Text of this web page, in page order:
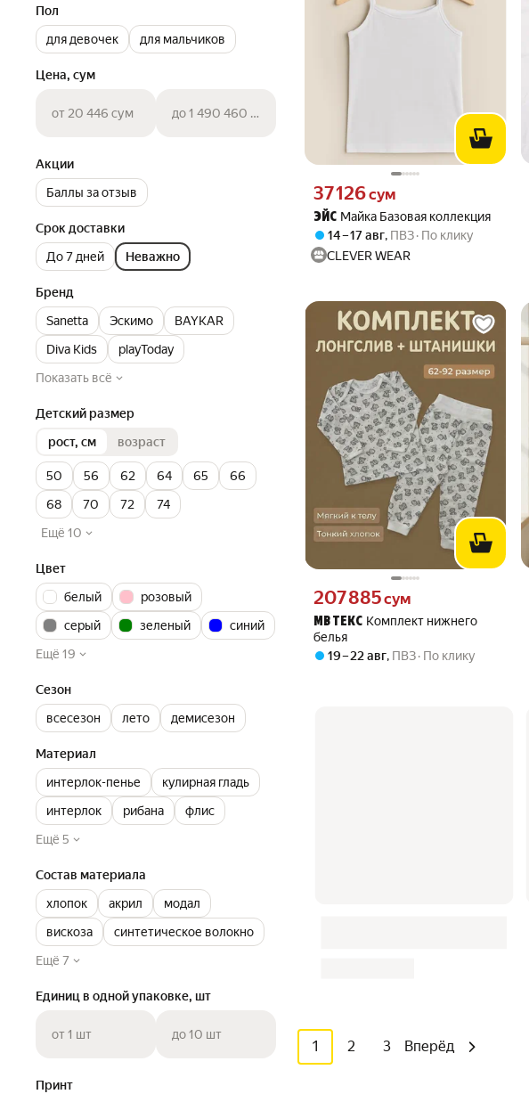
Пол
для девочек
для мальчиков
Цена, сум
от 20 446 сум до 1 490 460 сум
Акции
Баллы за отзыв
Срок доставки
До 7 дней
Неважно
Бренд
Sanetta
Эскимо
BAYKAR
Diva Kids
playToday
Показать всё
Детский размер
рост, см
возраст
50 56 62 64 65
66
68
70 72
74
Ещё 10
Цвет
белый
розовый
серый
зеленый
синий
Ещё 19
Сезон
всесезон
лето демисезон
Материал
интерлок-пенье
кулирная гладь
интерлок
рибана
флис
Ещё 5
Состав материала
хлопок
акрил
модал
вискоза
синтетическое волокно
Ещё 7
Единиц в одной упаковке, шт
от 1 шт до 10 шт
Принт
ЭЙС Майка Базовая коллекция
Цена 37126 сум вместо
37 126сум
14 – 17 авг, ПВЗ По клику
CLEVER WEAR
МВ ТЕКС Комплект нижнего
белья
Цена 207885 сум вместо
207 885сум
19 – 22 авг, ПВЗ По клику
1 2 3 Вперёд